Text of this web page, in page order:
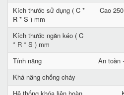
Kích thước sử dụng ( C *
R * S ) mm
Cao
Kích thước ngăn kéo ( C
* R * S ) mm
Tính năng
An toàn
Khả năng chống cháy